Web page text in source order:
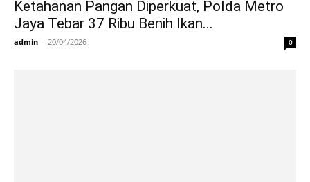
Ketahanan Pangan Diperkuat, Polda Metro
Jaya Tebar 37 Ribu Benih Ikan...
admin - 20/04/2026 0